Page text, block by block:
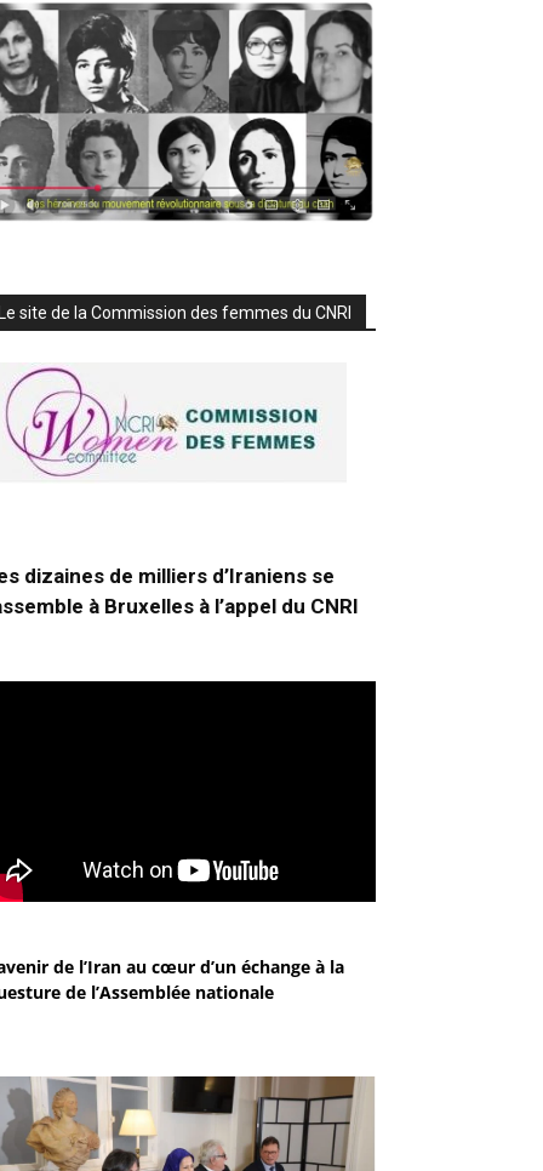
site de la Commission des femmes du CNRI
dizaines de milliers d’Iraniens se
à Bruxelles à l’appel du CNRI
de l’Iran au cœur d’un échange à la
de l’Assemblée nationale